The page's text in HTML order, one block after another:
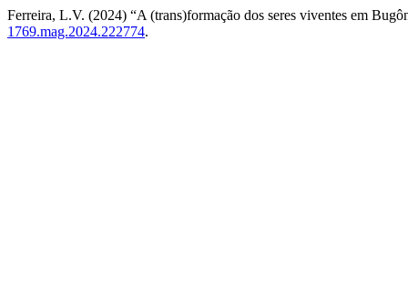
Ferreira, L.V. (2024) “A (trans)formação dos seres viventes em
1769.mag.2024.222774.